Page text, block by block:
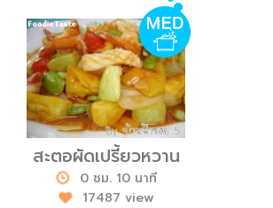
สะตอผัดเปรี้ยวหวาน
0 ชม. 10 นาที
17487 view